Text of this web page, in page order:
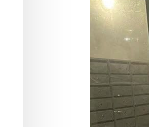
23.01.2022 10:31